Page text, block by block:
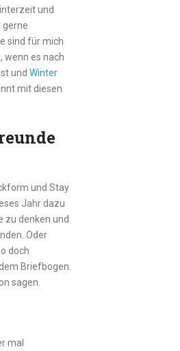
und
gerne
sind für mich
wenn es nach
und Winter
mit diesen
und Stay
Jahr dazu
zu denken und
Oder
doch
Briefbogen.
sagen.
mal